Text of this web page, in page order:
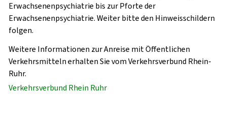
Erwachsenenpsychiatrie bis zur Pforte der
Erwachsenenpsychiatrie. Weiter bitte den Hinweisschildern
folgen.
Weitere Informationen zur Anreise mit Öffentlichen
Verkehrsmitteln erhalten Sie vom Verkehrsverbund Rhein-
Ruhr.
Verkehrsverbund Rhein Ruhr